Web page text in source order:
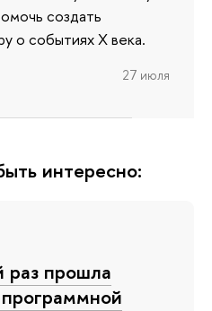
создать
о событиях X века.
27 июля
интересно:
прошла